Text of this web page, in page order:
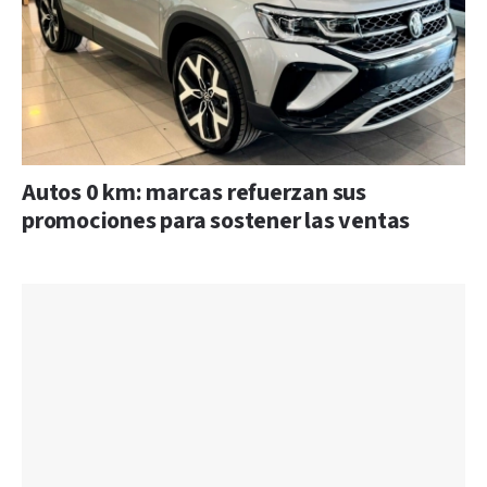
Autos 0 km: marcas refuerzan sus
promociones para sostener las ventas